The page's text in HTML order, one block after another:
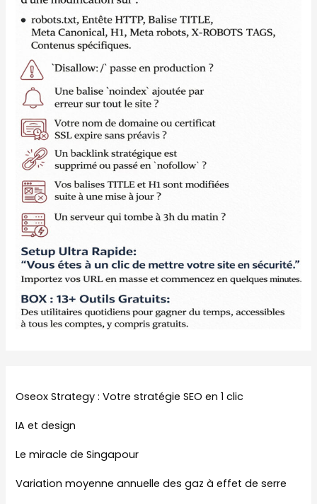
Oseox Strategy : Votre stratégie SEO en 1 clic
IA et design
Le miracle de Singapour
Variation moyenne annuelle des gaz à effet de serre